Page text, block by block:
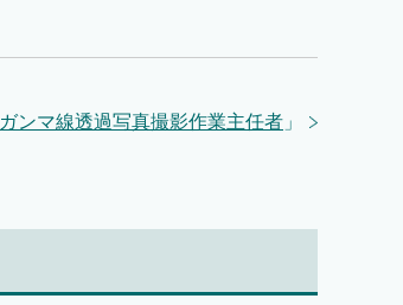
ガンマ線透過写真撮影作業主任者 」